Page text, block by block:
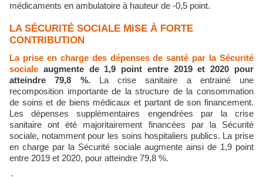
médicaments en ambulatoire à hauteur de -0,5 point.
LA SÉCURITÉ SOCIALE MISE À FORTE
CONTRIBUTION
La prise en charge des dépenses de santé par la Sécurité
sociale augmente de 1,9 point entre 2019 et 2020 pour
atteindre 79,8 %.La crise sanitaire a entrainé une
recomposition importante de la structure de la consommation
de soins et de biens médicaux et partant de son financement.
Les dépenses supplémentaires engendrées par la crise
sanitaire ont été majoritairement financées par la Sécurité
sociale, notamment pour les soins hospitaliers publics. La prise
en charge par la Sécurité sociale augmente ainsi de 1,9 point
entre 2019 et 2020, pour atteindre 79,8 %.